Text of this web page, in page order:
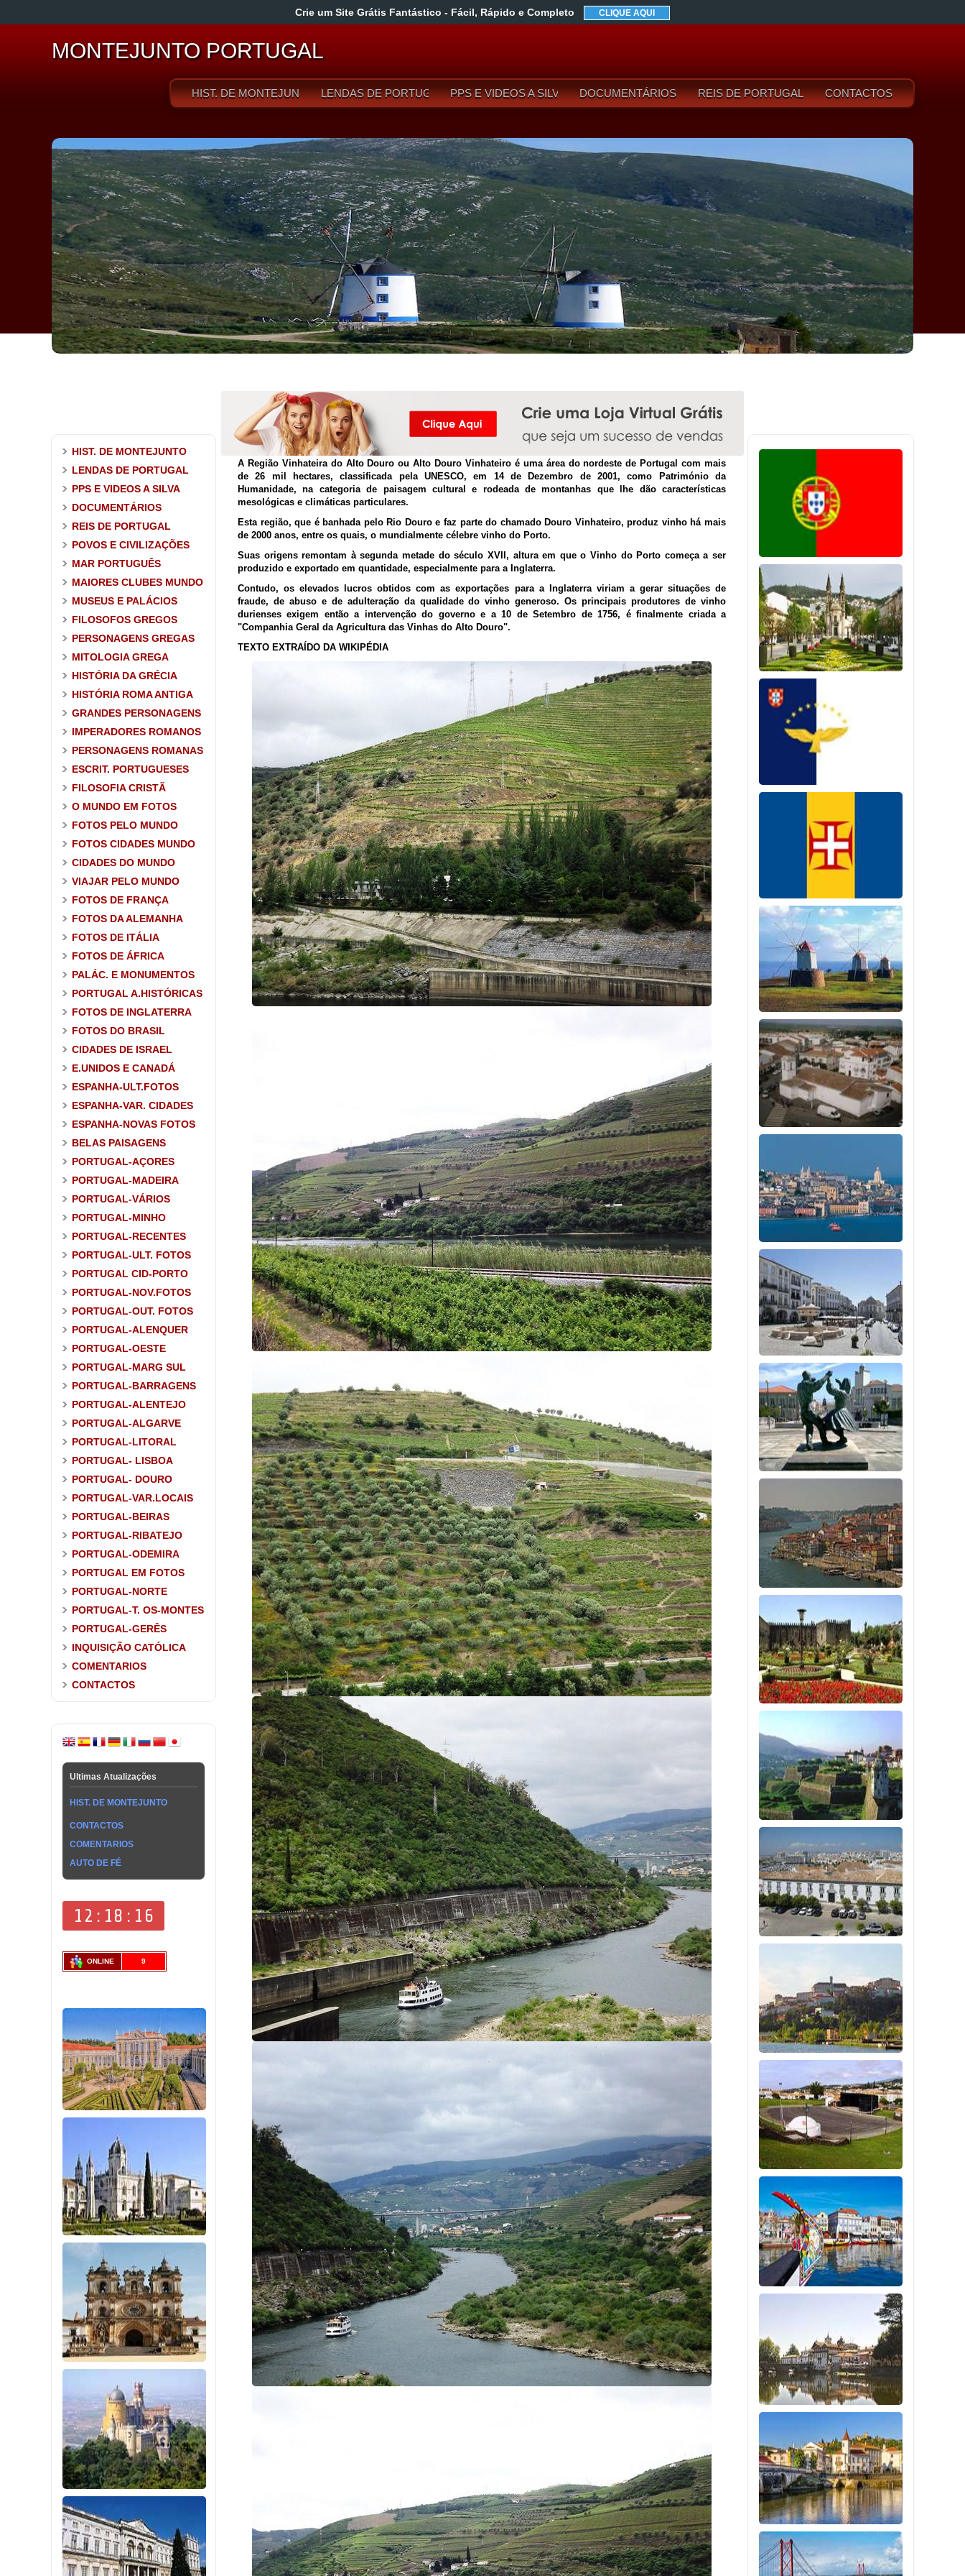
MONTEJUNTO PORTUGAL
HIST. DE MONTEJUNTO LENDAS DE PORTUGAL PPS E VIDEOS A SILVA DOCUMENTÁRIOS REIS DE PORTUGAL CONTACTOS
HIST. DE MONTEJUNTO
LENDAS DE PORTUGAL
PPS E VIDEOS A SILVA
DOCUMENTÁRIOS
REIS DE PORTUGAL
POVOS E CIVILIZAÇÕES
MAR PORTUGUÊS
MAIORES CLUBES MUNDO
MUSEUS E PALÁCIOS
FILOSOFOS GREGOS
PERSONAGENS GREGAS
MITOLOGIA GREGA
HISTÓRIA DA GRÉCIA
HISTÓRIA ROMA ANTIGA
GRANDES PERSONAGENS
IMPERADORES ROMANOS
PERSONAGENS ROMANAS
ESCRIT. PORTUGUESES
FILOSOFIA CRISTÃ
O MUNDO EM FOTOS
FOTOS PELO MUNDO
FOTOS CIDADES MUNDO
CIDADES DO MUNDO
VIAJAR PELO MUNDO
FOTOS DE FRANÇA
FOTOS DA ALEMANHA
FOTOS DE ITÁLIA
FOTOS DE ÁFRICA
PALÁC. E MONUMENTOS
PORTUGAL A.HISTÓRICAS
FOTOS DE INGLATERRA
FOTOS DO BRASIL
CIDADES DE ISRAEL
E.UNIDOS E CANADÁ
ESPANHA-ULT.FOTOS
ESPANHA-VAR. CIDADES
ESPANHA-NOVAS FOTOS
BELAS PAISAGENS
PORTUGAL-AÇORES
PORTUGAL-MADEIRA
PORTUGAL-VÁRIOS
PORTUGAL-MINHO
PORTUGAL-RECENTES
PORTUGAL-ULT. FOTOS
PORTUGAL CID-PORTO
PORTUGAL-NOV.FOTOS
PORTUGAL-OUT. FOTOS
PORTUGAL-ALENQUER
PORTUGAL-OESTE
PORTUGAL-MARG SUL
PORTUGAL-BARRAGENS
PORTUGAL-ALENTEJO
PORTUGAL-ALGARVE
PORTUGAL-LITORAL
PORTUGAL- LISBOA
PORTUGAL- DOURO
PORTUGAL-VAR.LOCAIS
PORTUGAL-BEIRAS
PORTUGAL-RIBATEJO
PORTUGAL-ODEMIRA
PORTUGAL EM FOTOS
PORTUGAL-NORTE
PORTUGAL-T. OS-MONTES
PORTUGAL-GERÊS
INQUISIÇÃO CATÓLICA
COMENTARIOS
CONTACTOS
Ultimas Atualizações
HIST. DE MONTEJUNTO
CONTACTOS
COMENTARIOS
AUTO DE FÉ
ONLINE 9
Região Vinhateira do Alto Douro
A Região Vinhateira do Alto Douro ou Alto Douro Vinhateiro é uma área do nordeste de Portugal com mais
de 26 mil hectares, classificada pela UNESCO, em 14 de Dezembro de 2001, como Património da
Humanidade, na categoria de paisagem cultural e rodeada de montanhas que lhe dão características
mesológicas e climáticas particulares.
Esta região, que é banhada pelo Rio Douro e faz parte do chamado Douro Vinhateiro, produz vinho há mais
de 2000 anos, entre os quais, o mundialmente célebre vinho do Porto.
Suas origens remontam à segunda metade do século XVII, altura em que o Vinho do Porto começa a ser
produzido e exportado em quantidade, especialmente para a Inglaterra.
Contudo, os elevados lucros obtidos com as exportações para a Inglaterra viriam a gerar situações de
fraude, de abuso e de adulteração da qualidade do vinho generoso. Os principais produtores de vinho
durienses exigem então a intervenção do governo e a 10 de Setembro de 1756, é finalmente criada a
"Companhia Geral da Agricultura das Vinhas do Alto Douro".
TEXTO EXTRAÍDO DA WIKIPÉDIA
Crie um Site Grátis Fantástico - Fácil, Rápido e Completo CLIQUE AQUI